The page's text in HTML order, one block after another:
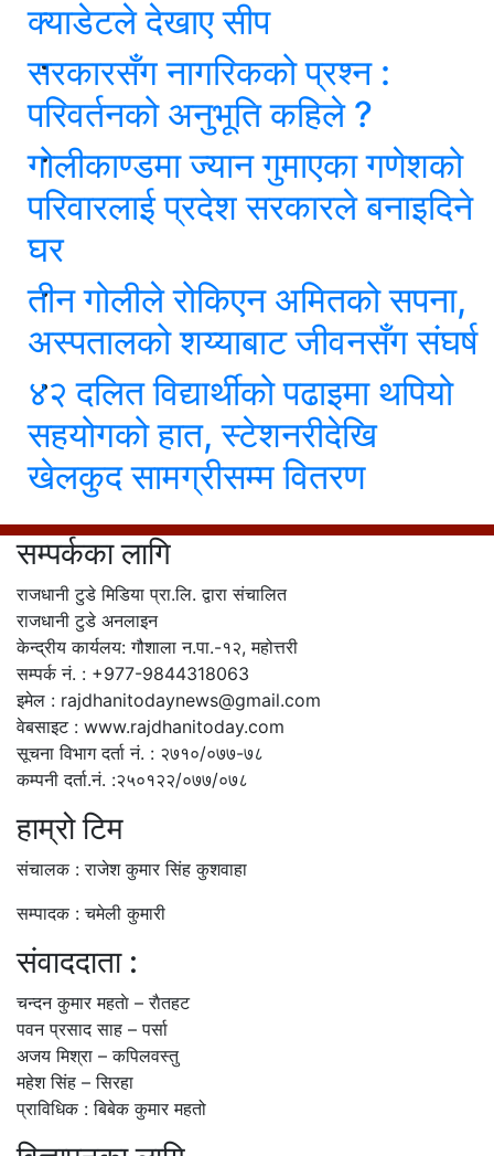
क्याडेटले देखाए सीप
सरकारसँग नागरिकको प्रश्न :
परिवर्तनको अनुभूति कहिले ?
गोलीकाण्डमा ज्यान गुमाएका गणेशको
परिवारलाई प्रदेश सरकारले बनाइदिने
घर
तीन गोलीले रोकिएन अमितको सपना,
अस्पतालको शय्याबाट जीवनसँग संघर्ष
४२ दलित विद्यार्थीको पढाइमा थपियो
सहयोगको हात, स्टेशनरीदेखि
खेलकुद सामग्रीसम्म वितरण
सम्पर्कका लागि
राजधानी टुडे मिडिया प्रा.लि. द्वारा संचालित
राजधानी टुडे अनलाइन
केन्द्रीय कार्यलय: गौशाला न.पा.-१२, महोत्तरी
सम्पर्क नं. : +977-9844318063
इमेल : rajdhanitodaynews@gmail.com
वेबसाइट : www.rajdhanitoday.com
सूचना विभाग दर्ता नं. : २७१०/०७७-७८
कम्पनी दर्ता.नं. :२५०१२२/०७७/०७८
हाम्रो टिम
संचालक : राजेश कुमार सिंह कुशवाहा
सम्पादक : चमेली कुमारी
संवाददाता :
चन्दन कुमार महताे – राैतहट
पवन प्रसाद साह – पर्सा
अजय मिश्रा – कपिलवस्तु
महेश सिंह – सिरहा
प्राविधिक : बिबेक कुमार महतो